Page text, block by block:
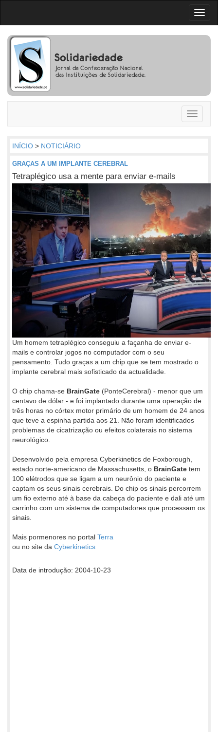
Toggle
INÍCIO > NOTICIÁRIO
GRAÇAS A UM IMPLANTE CEREBRAL
Tetraplégico usa a mente para enviar e-mails
Um homem tetraplégico conseguiu a façanha de enviar e-
mails e controlar jogos no computador com o seu
pensamento. Tudo graças a um chip que se tem mostrado o
implante cerebral mais sofisticado da actualidade.
O chip chama-se BrainGate (PonteCerebral) - menor que um
centavo de dólar - e foi implantado durante uma operação de
três horas no córtex motor primário de um homem de 24 anos
que teve a espinha partida aos 21. Não foram identificados
problemas de cicatrização ou efeitos colaterais no sistema
neurológico.
Desenvolvido pela empresa Cyberkinetics de Foxborough,
estado norte-americano de Massachusetts, o BrainGate tem
100 elétrodos que se ligam a um neurônio do paciente e
captam os seus sinais cerebrais. Do chip os sinais percorrem
um fio externo até à base da cabeça do paciente e dali até um
carrinho com um sistema de computadores que processam os
sinais.
Mais pormenores no portal Terra
ou no site da Cyberkinetics
Data de introdução: 2004-10-23